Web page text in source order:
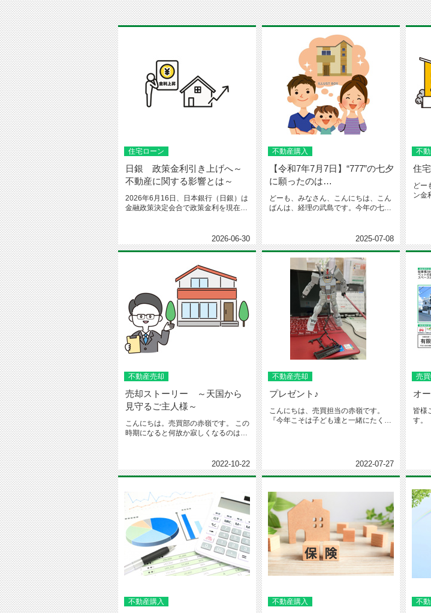
住宅ローン
日銀 政策金利引き上げへ～
不動産に関する影響とは～
2026年6月16日、日本銀行（日銀）は
金融政策決定会合で政策金利を現在の
2026-06-30
不動産購入
【令和7年7月7日】“777”の七夕
に願ったのは…
どーも、みなさん、こんにちは、こん
ばんは、経理の武島です。今年の七
2025-07-08
不
住
どー
ン金
不動産売却
売却ストーリー ～天国から
見守るご主人様～
こんにちは。売買部の赤嶺です。 この
時期になると何故か寂しくなるのは私
2022-10-22
不動産売却
プレゼント♪
こんにちは、売買担当の赤嶺です。
『今年こそは子ども達と一緒にたくさ
2022-07-27
売
オ
皆様こん
す。 梅雨入りし毎日ジメジメ、ベト
不動産購入 不動産購入 不